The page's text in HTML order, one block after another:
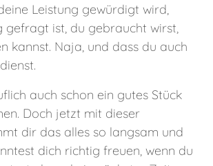
Leistung gewürdigt wird,
gefragt ist, du gebraucht wirst,
kannst. Naja, und dass du auch
auch schon ein gutes Stück
Doch jetzt mit dieser
dir das alles so langsam und
dich richtig freuen, wenn du